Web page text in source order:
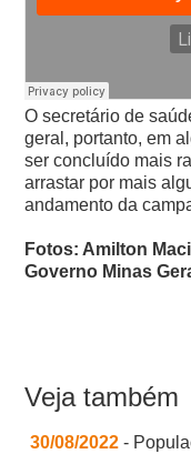
O secretário de
geral, portanto, em
ser concluído mais
arrastar por mais
andamento da
Fotos: Amilton
Governo Minas
Veja também
30/08/2022 -